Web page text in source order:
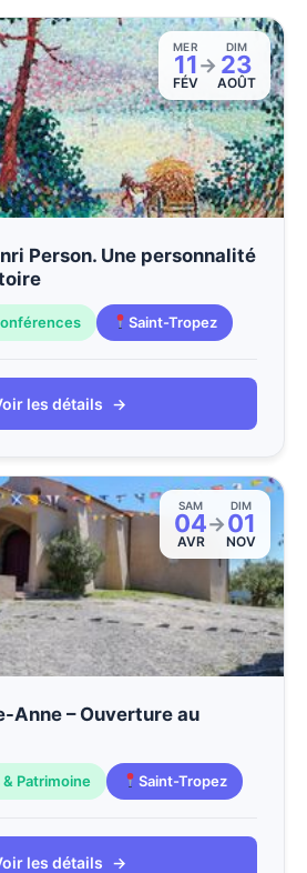
MER
11
FÉV
→
DIM
23
AOÛT
Person. Une personnalité
Saint-Tropez
les détails →
SAM
04
AVR
→
DIM
01
NOV
Anne – Ouverture au
Patrimoine Saint-Tropez
les détails →